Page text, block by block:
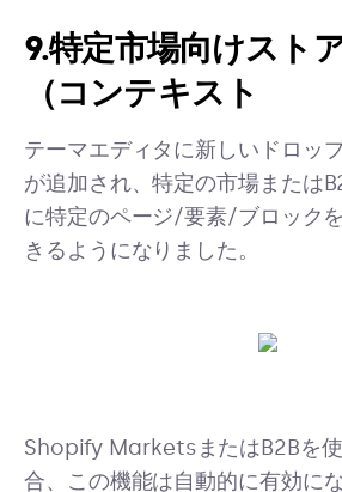
9.特定市場向けスト
（コンテキスト
テーマエディタに新しいドロッ
が追加され、特定の市場または
に特定のページ/要素/ブロック
きるようになりました。
Shopify MarketsまたはB2Bを
合、この機能は自動的に有効にな